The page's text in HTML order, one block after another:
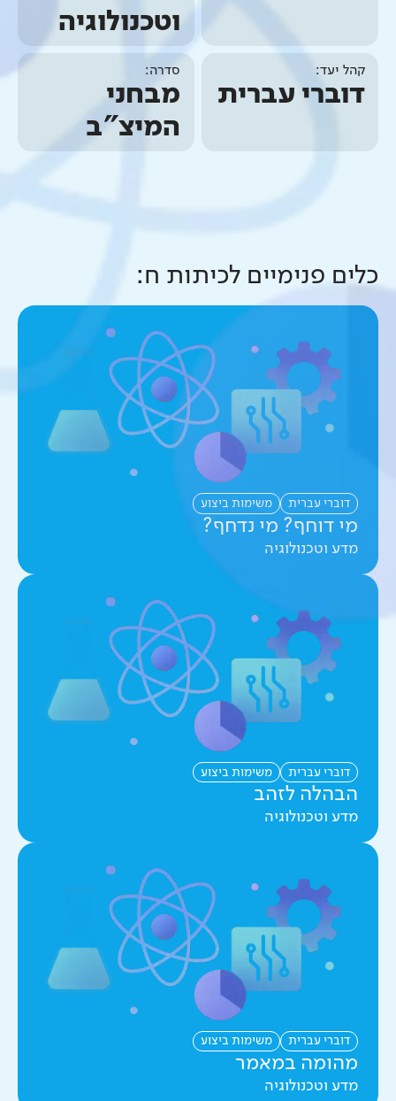
וטכנולוגיה
קהל יעד:
דוברי עברית
סדרה:
מבחני
המיצ"ב
כלים פנימיים לכיתות ח:
דוברי עברית משימות ביצוע
מי דוחף? מי נדחף?
מדע וטכנולוגיה
דוברי עברית משימות ביצוע
הבהלה לזהב
מדע וטכנולוגיה
דוברי עברית משימות ביצוע
מהומה במאמר
מדע וטכנולוגיה